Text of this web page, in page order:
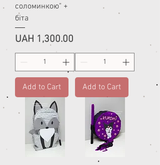
соломинкою" +
біта
Price
UAH 1,300.00
Add to Cart Add to Cart